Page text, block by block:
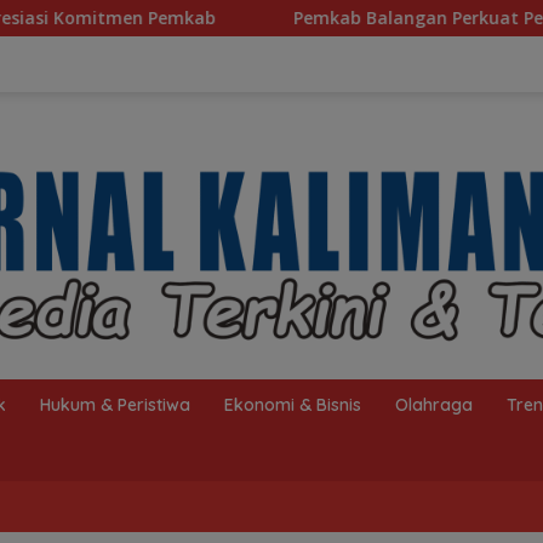
Pemkab Balangan Perkuat Pendidikan Pesantren,
Hukum & Peristiwa Ekonomi & Bisnis Olahraga